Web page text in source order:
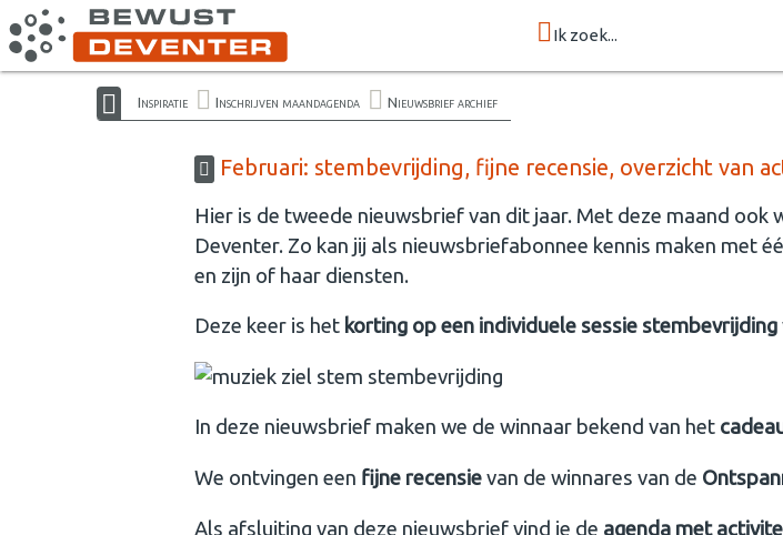
Ik zoek...
Inspiratie Inschrijven maandagenda Nieuwsbrief archief
Februari: stembevrijding, fijne recensie, overzicht van
Hier is de tweede nieuwsbrief van dit jaar. Met deze maand ook
Deventer. Zo kan jij als nieuwsbriefabonnee kennis maken met
en zijn of haar diensten.
Deze keer is het korting op een individuele sessie stembevrijding
In deze nieuwsbrief maken we de winnaar bekend van het
We ontvingen een fijne recensievan de winnares van de
Als afsluiting van deze nieuwsbrief vind je de agenda met